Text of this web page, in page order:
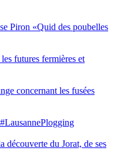
Piron «Quid des poubelles
futures fermières et
concernant les fusées
du Jorat, de ses